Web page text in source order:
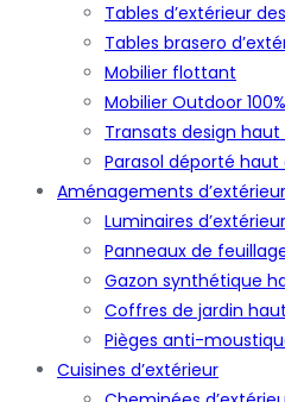
Tables d’extérieur
Tables brasero
Mobilier flottant
Mobilier Outdoor
Transats design
Parasol déporté
Aménagements d’extérieur
Luminaires
Panneaux de
Gazon synthétique
Coffres de jardin
Pièges anti-
Cuisines d’extérieur